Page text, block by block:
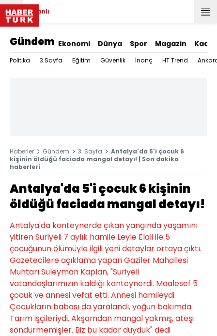
Canlı
Gündem Ekonomi Dünya Spor Magazin Kadın
Politika 3.Sayfa Eğitim Güvenlik İnanç HT Trend
Haberler Gündem 3. Sayfa
Antalya'da 5'i çocuk 6
kişinin öldüğü faciada mangal detayı! | Son dakika
haberleri
Antalya'da 5'i çocuk 6 kişinin
öldüğü faciada mangal detayı!
Antalya'da konteynerde çıkan yangında yaşamını
yitiren Suriyeli 7 aylık hamile Leyle Elali ile 5
çocuğunun ölümüyle ilgili yeni detaylar ortaya çıktı.
Gazetecilere açıklama yapan Gaziler Mahallesi
Muhtarı Süleyman Kaplan, "Suriyeli
vatandaşlarımızın kaldığı konteynerdi. Maalesef 5
çocuk ve annesi vefat etti. Annesi hamileydi.
Çocukların babası da yaralandı, yoğun bakımda.
Tarım işçileriydi. Akşamdan mangal yakmış, ateşi
söndürmemişler. Biz bu kadar duyduk" dedi